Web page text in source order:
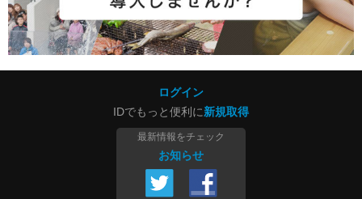
ログイン
IDでもっと便利に新規取得
最新情報をチェック
お知らせ